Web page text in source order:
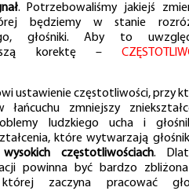
. Potrzebowaliśmy jakiejś
będziemy w stanie
głośniki. Aby to
korektę –
ustawienie częstotliwości, przy
zmniejszy
ludzkiego ucha i
które wytwarzają
częstotliwościach.
powinna być bardzo
zaczyna pracować